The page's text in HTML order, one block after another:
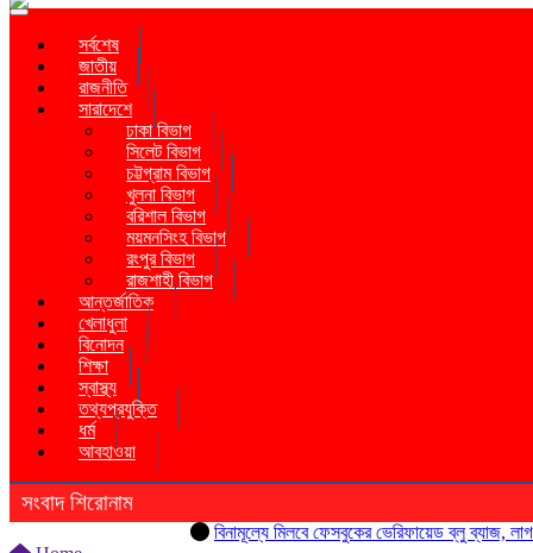
Toggle navigation
সর্বশেষ
জাতীয়
রাজনীতি
সারাদেশে
ঢাকা বিভাগ
সিলেট বিভাগ
চট্টগ্রাম বিভাগ
খুলনা বিভাগ
বরিশাল বিভাগ
ময়মনসিংহ বিভাগ
রংপুর বিভাগ
রাজশাহী বিভাগ
আন্তর্জাতিক
খেলাধুলা
বিনোদন
শিক্ষা
স্বাস্থ্য
তথ্যপ্রযুক্তি
ধর্ম
আবহাওয়া
সংবাদ শিরোনাম
বিনামূল্যে মিলবে ফেসবুকের ভেরিফায়েড ব্লু ব্যাজ, লাগবে শুধু